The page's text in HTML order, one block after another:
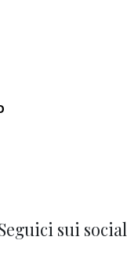
sui social